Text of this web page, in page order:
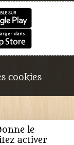
cookies
le
activer